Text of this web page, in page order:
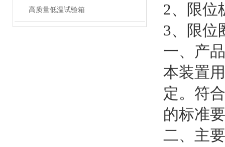
高质量低温试验箱
2、限位
3、限位
一、 产
本装置
定。符合
的标准
二、主